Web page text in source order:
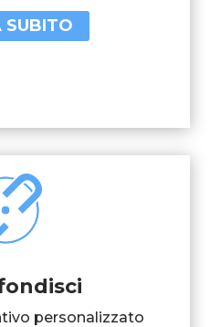
SUBITO
personalizzato